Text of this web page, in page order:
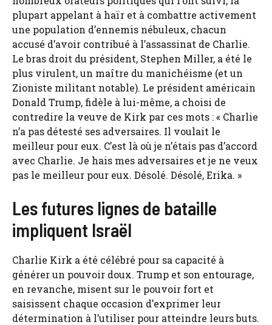
plupart appelant à haïr et à combattre activement
une population d’ennemis nébuleux, chacun
accusé d’avoir contribué à l’assassinat de Charlie.
Le bras droit du président, Stephen Miller, a été le
plus virulent, un maître du manichéisme (et un
Zioniste militant notable). Le président américain
Donald Trump, fidèle à lui-même, a choisi de
contredire la veuve de Kirk par ces mots : « Charlie
n’a pas détesté ses adversaires. Il voulait le
meilleur pour eux. C’est là où je n’étais pas d’accord
avec Charlie. Je hais mes adversaires et je ne veux
pas le meilleur pour eux. Désolé. Désolé, Erika. »
Les futures lignes de bataille
impliquent Israël
Charlie Kirk a été célébré pour sa capacité à
générer un pouvoir doux. Trump et son entourage,
en revanche, misent sur le pouvoir fort et
saisissent chaque occasion d’exprimer leur
détermination à l’utiliser pour atteindre leurs buts.